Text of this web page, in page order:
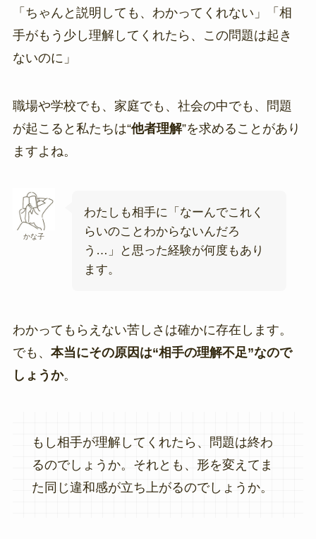
「ちゃんと説明しても、わかってくれない」「相
手がもう少し理解してくれたら、この問題は起き
ないのに」
職場や学校でも、家庭でも、社会の中でも、問題
が起こると私たちは“他者理解”を求めることがあり
ますよね。
かな子
わたしも相手に「なーんでこれく
らいのことわからないんだろ
う…」と思った経験が何度もあり
ます。
わかってもらえない苦しさは確かに存在します。
でも、 本当にその原因は“相手の理解不足”なので
しょうか。
もし相手が理解してくれたら、問題は終わ
るのでしょうか。それとも、形を変えてま
た同じ違和感が立ち上がるのでしょうか。